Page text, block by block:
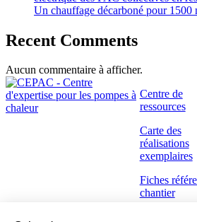
Un chauffage décarboné pour 1500
Recent Comments
Aucun commentaire à afficher.
Centre de
ressources
Carte des
réalisations
exemplaires
Fiches
chantier
Contactez-